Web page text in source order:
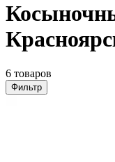
6 товаров
Фильтр